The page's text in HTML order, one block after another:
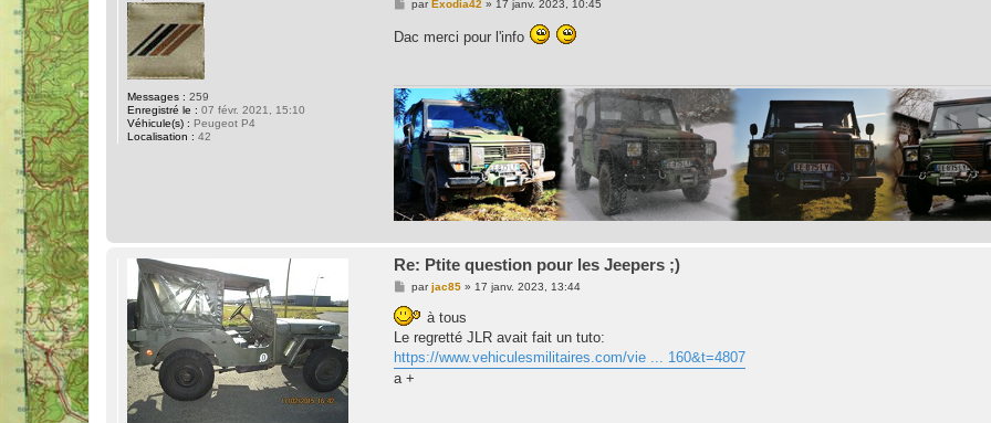
Messages : 259
Enregistré le : 07 févr. 2021, 15:10
Véhicule(s) : Peugeot P4
Localisation : 42
s
parExodia42 » 17 janv. 2023, 10:45
Dac merci pour l'info
Re: Ptite question pour les Jeepers ;)
M
s
s
a
g
e
parjac85» 17 janv. 2023, 13:44
à tous
Le regretté JLR avait fait un tuto:
https://www.vehiculesmilitaires.com/vie ... 160&t=4807
a +